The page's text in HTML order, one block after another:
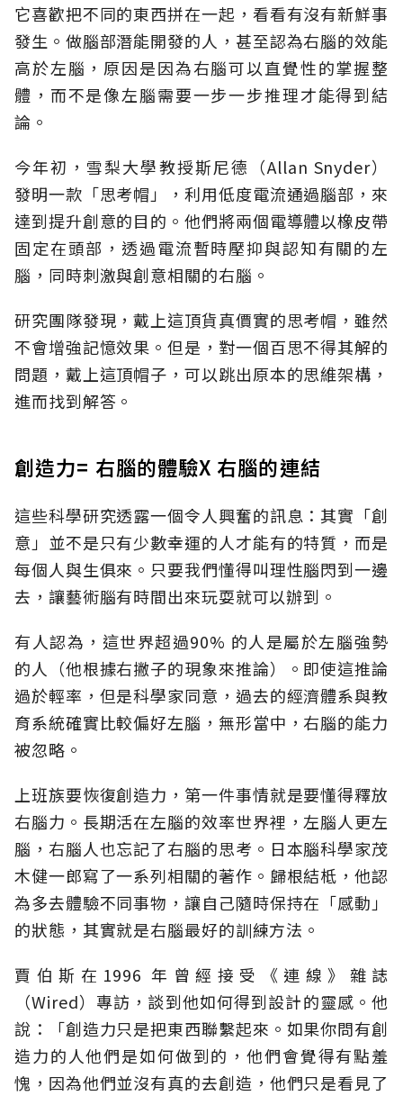
它喜歡把不同的東西拼在一起，看看有沒有新鮮事
發生。做腦部潛能開發的人，甚至認為右腦的效能
高於左腦，原因是因為右腦可以直覺性的掌握整
體，而不是像左腦需要一步一步推理才能得到結
論。
今年初，雪梨大學教授斯尼德（Allan Snyder）
發明一款「思考帽」，利用低度電流通過腦部，來
達到提升創意的目的。他們將兩個電導體以橡皮帶
固定在頭部，透過電流暫時壓抑與認知有關的左
腦，同時刺激與創意相關的右腦。
研究團隊發現，戴上這頂貨真價實的思考帽，雖然
不會增強記憶效果。但是，對一個百思不得其解的
問題，戴上這頂帽子，可以跳出原本的思維架構，
進而找到解答。
創造力= 右腦的體驗X 右腦的連結
這些科學研究透露一個令人興奮的訊息：其實「創
意」並不是只有少數幸運的人才能有的特質，而是
每個人與生俱來。只要我們懂得叫理性腦閃到一邊
去，讓藝術腦有時間出來玩耍就可以辦到。
有人認為，這世界超過90% 的人是屬於左腦強勢
的人（他根據右撇子的現象來推論）。即使這推論
過於輕率，但是科學家同意，過去的經濟體系與教
育系統確實比較偏好左腦，無形當中，右腦的能力
被忽略。
上班族要恢復創造力，第一件事情就是要懂得釋放
右腦力。長期活在左腦的效率世界裡，左腦人更左
腦，右腦人也忘記了右腦的思考。日本腦科學家茂
木健一郎寫了一系列相關的著作。歸根結柢，他認
為多去體驗不同事物，讓自己隨時保持在「感動」
的狀態，其實就是右腦最好的訓練方法。
賈伯斯在1996 年曾經接受《連線》雜誌
（Wired）專訪，談到他如何得到設計的靈感。他
說：「創造力只是把東西聯繫起來。如果你問有創
造力的人他們是如何做到的，他們會覺得有點羞
愧，因為他們並沒有真的去創造，他們只是看見了